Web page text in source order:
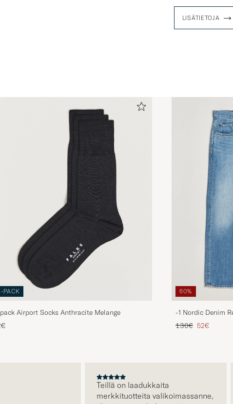
LISÄTIETOJA
PACK
Airport Socks Anthracite Melange
60%
-1 Nordic Denim
Tavallinen hinta
130€ Alennettu
52€
Teillä on laadukkaita
merkkituotteita valikoimassanne,